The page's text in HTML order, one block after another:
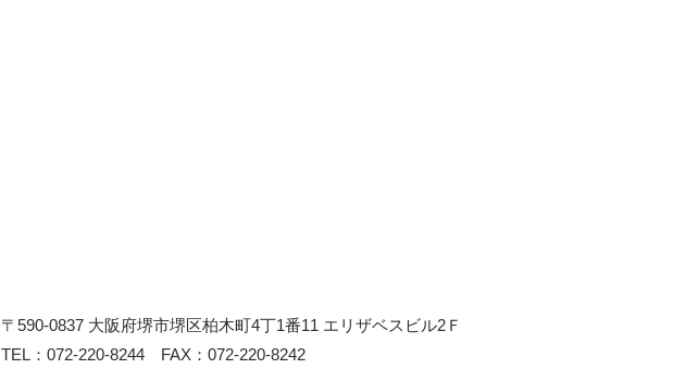
〒590-0837 大阪府堺市堺区柏木町4丁1番11 エリザベスビル2Ｆ
TEL：072-220-8244 FAX：072-220-8242